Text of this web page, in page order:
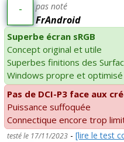
- pas noté
FrAndroid
Superbe écran sRGB
Concept original et utile
Superbes finitions des
Windows propre et optimisé
Pas de DCI-P3 face aux
Puissance suffoquée
Connectique encore trop
testé le 17/11/2023 - [lire le test